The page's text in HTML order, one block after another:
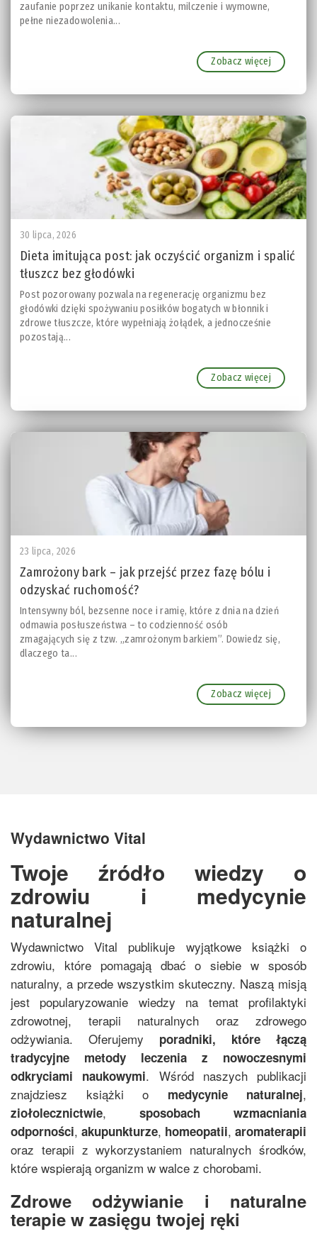
zaufanie poprzez unikanie kontaktu, milczenie i wymowne,
pełne niezadowolenia...
Zobacz więcej
30 lipca, 2026
Dieta imitująca post: jak oczyścić organizm i spalić
tłuszcz bez głodówki
Post pozorowany pozwala na regenerację organizmu bez
głodówki dzięki spożywaniu posiłków bogatych w błonnik i
zdrowe tłuszcze, które wypełniają żołądek, a jednocześnie
pozostają...
Zobacz więcej
23 lipca, 2026
Zamrożony bark – jak przejść przez fazę bólu i
odzyskać ruchomość?
Intensywny ból, bezsenne noce i ramię, które z dnia na dzień
odmawia posłuszeństwa – to codzienność osób
zmagających się z tzw. „zamrożonym barkiem”. Dowiedz się,
dlaczego ta...
Zobacz więcej
Wydawnictwo Vital
Twoje źródło wiedzy o
zdrowiu i medycynie
naturalnej
Wydawnictwo Vital publikuje wyjątkowe książki o
zdrowiu, które pomagają dbać o siebie w sposób
naturalny, a przede wszystkim skuteczny. Naszą misją
jest popularyzowanie wiedzy na temat profilaktyki
zdrowotnej, terapii naturalnych oraz zdrowego
odżywiania. Oferujemy poradniki, które łączą
tradycyjne metody leczenia z nowoczesnymi
odkryciami naukowymi. Wśród naszych publikacji
znajdziesz książki o medycynie naturalnej,
ziołolecznictwie, sposobach wzmacniania
odporności, akupunkturze, homeopatii, aromaterapii
oraz terapii z wykorzystaniem naturalnych środków,
które wspierają organizm w walce z chorobami.
Zdrowe odżywianie i naturalne
terapie w zasięgu twojej ręki